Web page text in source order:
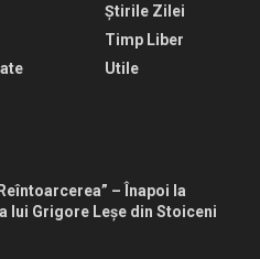
Știrile Zilei
Timp Liber
Utile
– Înapoi la
lui Grigore Leșe din Stoiceni